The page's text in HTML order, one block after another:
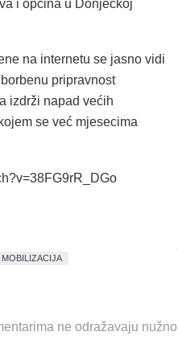
i općina u Donjeckoj
na internetu se jasno vidi
pripravnost
izdrži napad većih
se već mjesecima
MOBILIZACIJA
ne odražavaju nužno